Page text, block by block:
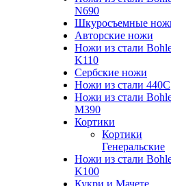
N690
Шкуросъемные
Авторские ножи
Ножи из стали
K110
Сербские ножи
Ножи из стали 440С
Ножи из стали
M390
Кортики
Кортики
Генеральские
Ножи из стали
K100
Кукри и Мачете